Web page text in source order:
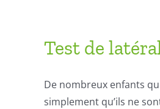
Test de
De nombreux enfants
simplement qu’ils ne